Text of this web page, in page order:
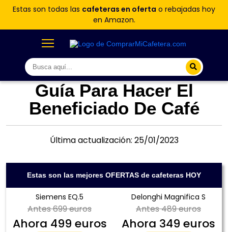
Estas son todas las cafeteras en oferta o rebajadas hoy
en Amazon.
Guía Para Hacer El
Beneficiado De Café
Última actualización: 25/01/2023
Estas son las mejores OFERTAS de cafeteras HOY
Siemens EQ.5
Antes699 euros
Ahora 499 euros
Delonghi Magnifica S
Antes489 euros
Ahora 349 euros